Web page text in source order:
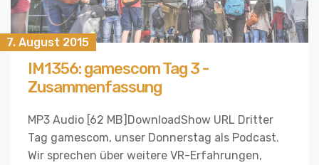
7. August 2015
IM1356: gamescom Tag 3 -
Zusammenfassung
MP3 Audio [62 MB]DownloadShow URL Dritter
Tag gamescom, unser Donnerstag als Podcast.
Wir sprechen über weitere VR-Erfahrungen,